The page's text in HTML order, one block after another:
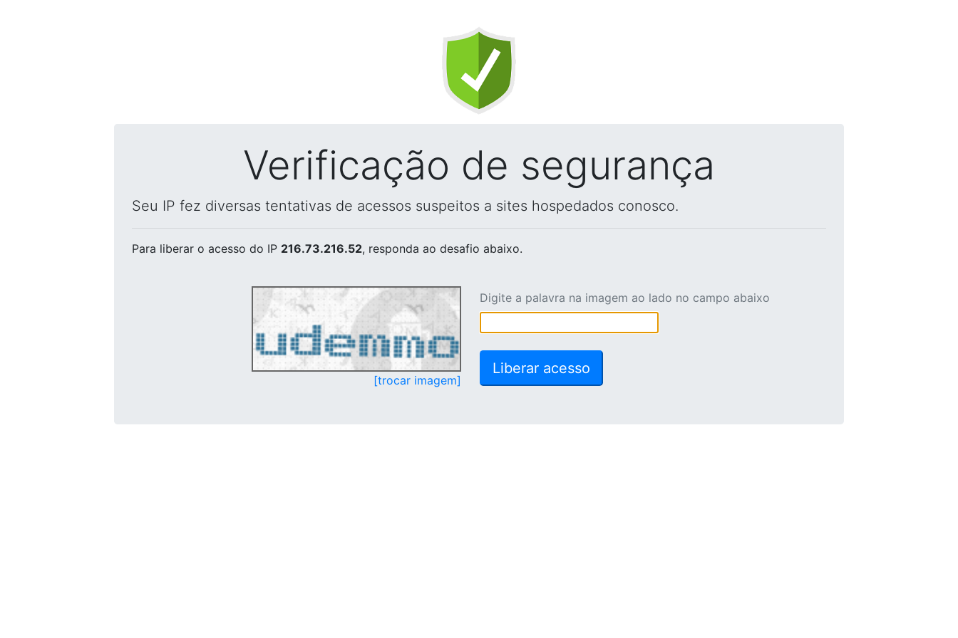
Verificação de segurança
Seu IP fez diversas tentativas de acessos suspeitos a sites hospedados conosco.
Para liberar o acesso do IP 216.73.216.52, responda ao desafio abaixo.
[trocar imagem]
Digite a palavra na imagem ao lado no campo abaixo